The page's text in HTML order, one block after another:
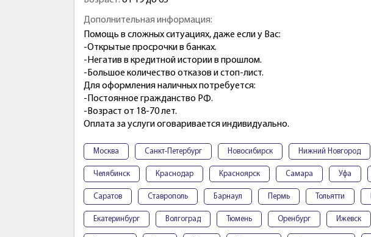
Дополнительная информация:
Помощь в сложных ситуациях, даже если у Вас:
-Открытые просрочки в банках.
-Негатив в кредитной истории в прошлом.
-Большое количество отказов и стоп-лист.
Для оформления наличных потребуется:
-Постоянное гражданство РФ.
-Возраст от 18-70 лет.
Оплата за услуги оговаривается индивидуально.
Москва Санкт-Петербург Новосибирск Нижний Новгород
Челябинск Краснодар Красноярск Самара Уфа
Саратов Ставрополь Барнаул Пермь Тольятти
Екатеринбург Волгоград Тюмень Оренбург Ижевск